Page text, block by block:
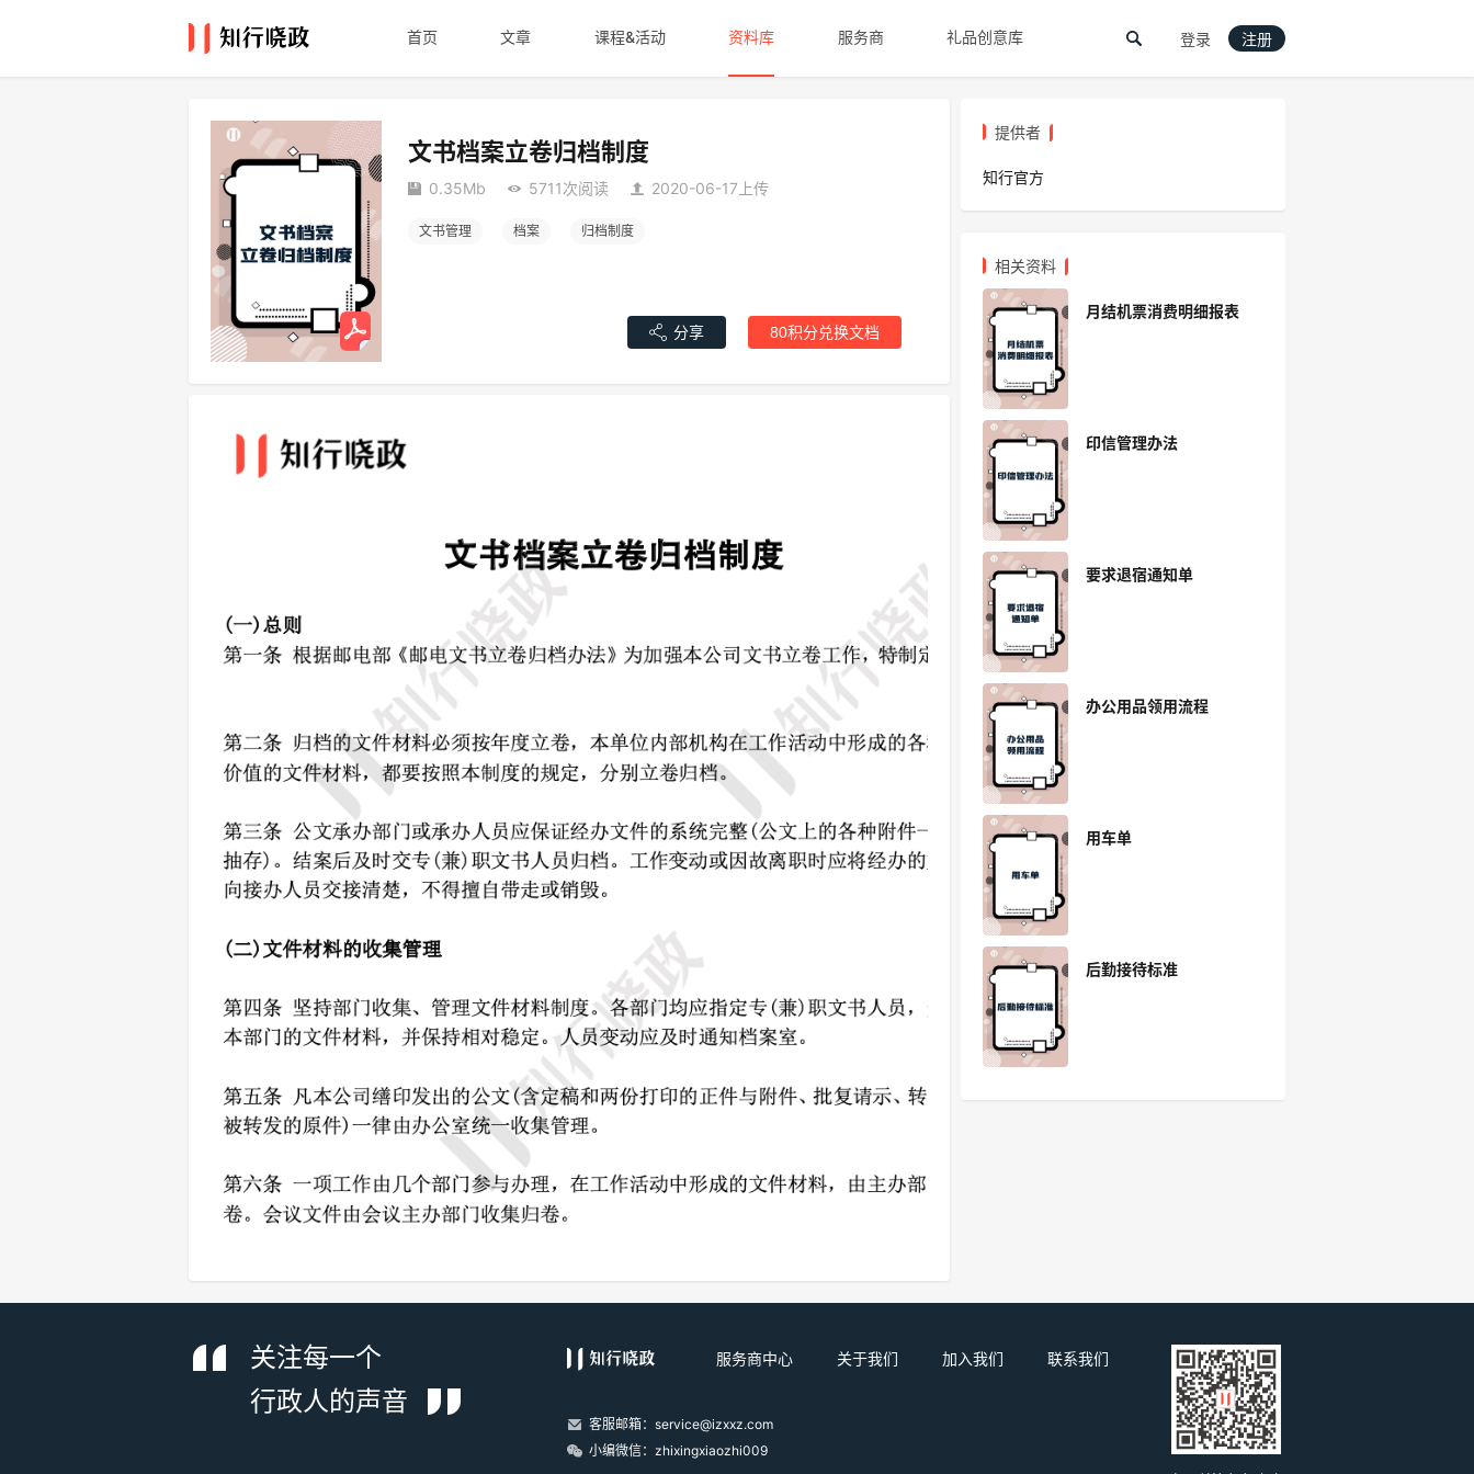
首页 文章 课程&活动 资料库 服务商 礼品创意库 登录 注册
文书档案立卷归档制度
0.35Mb 5711次阅读 2020-06-17上传
文书管理 档案 归档制度
分享 80积分兑换文档
提供者
知行官方
相关资料
月结机票消费明细报表
印信管理办法
要求退宿通知单
办公用品领用流程
用车单
后勤接待标准
关注每一个
行政人的声音
服务商中心 关于我们 加入我们 联系我们
客服邮箱：service@izxxz.com
小编微信：zhixingxiaozhi009